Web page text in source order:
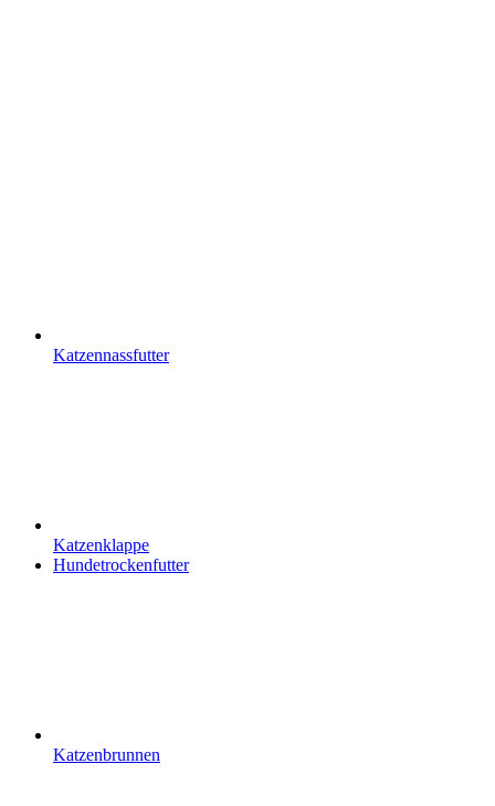
Katzennassfutter
Katzenklappe
Hundetrockenfutter
Katzenbrunnen